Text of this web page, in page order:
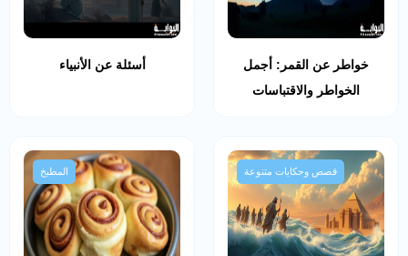
خواطر عن القمر: أجمل
الخواطر والاقتباسات
أسئلة عن الأنبياء
قصص وحكايات متنوعة المطبخ